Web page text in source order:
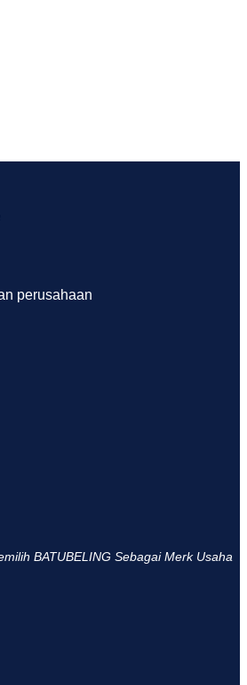
perusahaan
BATUBELING Sebagai Merk Usaha